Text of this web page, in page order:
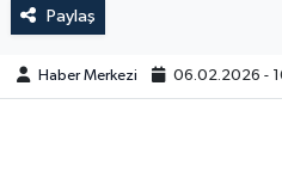
Paylaş
Haber Merkezi 06.02.2026 -